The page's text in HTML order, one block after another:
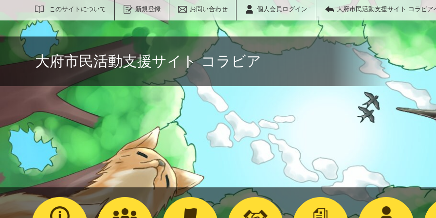
このサイトについて 新規登録 お問い合わせ 個人会員ログイン 大府市民活動支援サイト コラビア
サイト内検索
大府市民活動支援サイト コラビア